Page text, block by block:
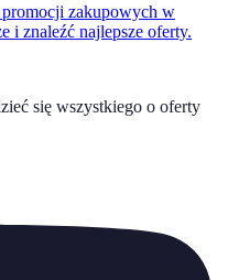
zakupowych w
i znaleźć najlepsze oferty.
się wszystkiego o oferty